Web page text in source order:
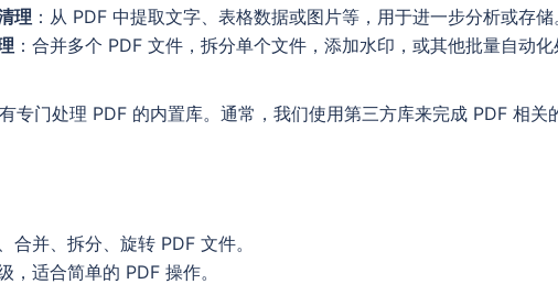
理 ：从 PDF 中提取文字、表格数据或图片等，用于进一步分析或存储
：合并多个 PDF 文件，拆分单个文件，添加水印，或其他批量自动化
专门处理 PDF 的内置库。通常，我们使用第三方库来完成 PDF 相关
合并、拆分、旋转 PDF 文件。
，适合简单的 PDF 操作。